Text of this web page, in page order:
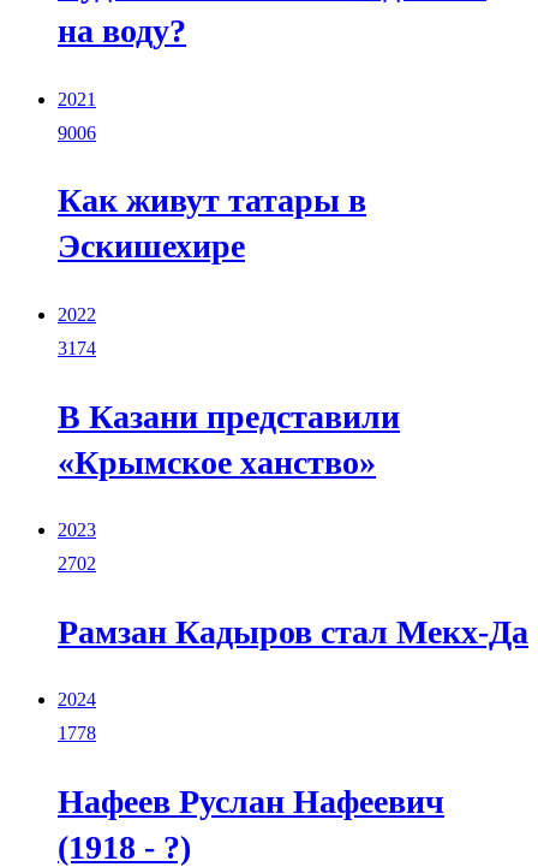
на воду?
2021
9006
Как живут татары в
Эскишехире
2022
3174
В Казани представили
«Крымское ханство»
2023
2702
Рамзан Кадыров стал Мекх-Да
2024
1778
Нафеев Руслан Нафеевич
(1918 - ?)